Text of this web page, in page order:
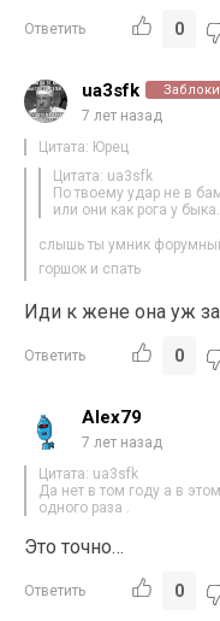
Ответить 0
ua3sfk
7 лет назад
Цитата: Юрец
Цитата: ua3sfk
По твоему удар не в
или они как рога у быка.
слышь ты умник
горшок и спать
Иди к жене она уж
Ответить 0
Alex79
7 лет назад
Цитата: ua3sfk
Да нет в том году а в
одного раза .
Это точно…
Ответить 0